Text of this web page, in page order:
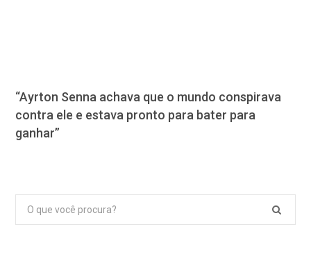
“Ayrton Senna achava que o mundo conspirava
contra ele e estava pronto para bater para
ganhar”
Pesquisar
por: